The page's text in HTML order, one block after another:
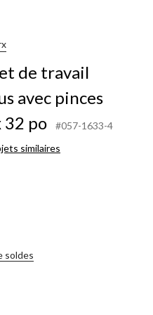
de travail
avec pinces
32 po
#057-1633-4
similaires
soldes